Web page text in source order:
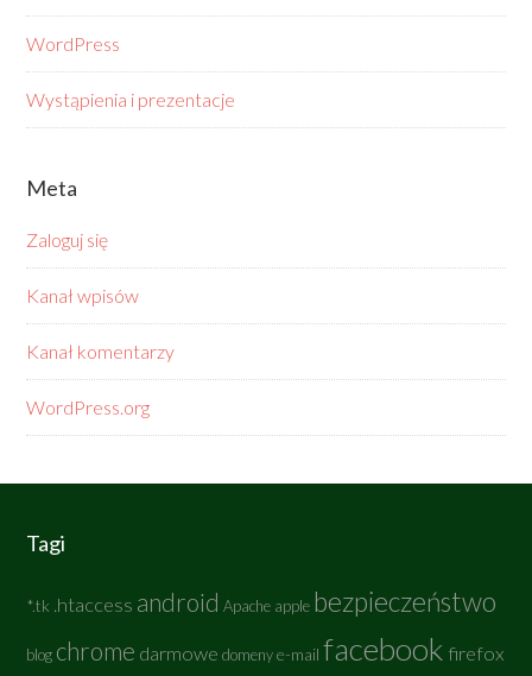
WordPress
Wystąpienia i prezentacje
Meta
Zaloguj się
Kanał wpisów
Kanał komentarzy
WordPress.org
Tagi
*.tk .htaccess android Apache apple bezpieczeństwo
blog chrome darmowe domeny e-mail facebook firefox